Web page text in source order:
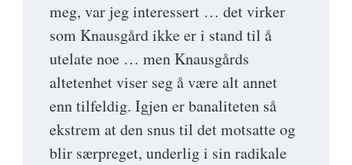
meg, var jeg interessert … det virker
som Knausgård ikke er i stand til å
utelate noe … men Knausgårds
altetenhet viser seg å være alt annet
enn tilfeldig. Igjen er banaliteten så
ekstrem at den snus til det motsatte og
blir særpreget, underlig i sin radikale